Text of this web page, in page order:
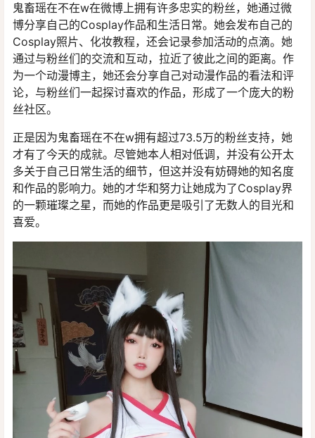
鬼畜瑶在不在w在微博上拥有许多忠实的粉丝，她通过微
博分享自己的Cosplay作品和生活日常。她会发布自己的
Cosplay照片、化妆教程，还会记录参加活动的点滴。她
通过与粉丝们的交流和互动，拉近了彼此之间的距离。作
为一个动漫博主，她还会分享自己对动漫作品的看法和评
论，与粉丝们一起探讨喜欢的作品，形成了一个庞大的粉
丝社区。
正是因为鬼畜瑶在不在w拥有超过73.5万的粉丝支持，她
才有了今天的成就。尽管她本人相对低调，并没有公开太
多关于自己日常生活的细节，但这并没有妨碍她的知名度
和作品的影响力。她的才华和努力让她成为了Cosplay界
的一颗璀璨之星，而她的作品更是吸引了无数人的目光和
喜爱。